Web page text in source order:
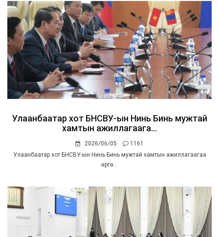
Улаанбаатар хот БНСВУ-ын Нинь Бинь мужтай
хамтын ажиллагаага...
2026/06/05
1161
Улаанбаатар хот БНСВУ-ын Нинь Бинь мужтай хамтын ажиллагаагаа
өргө...